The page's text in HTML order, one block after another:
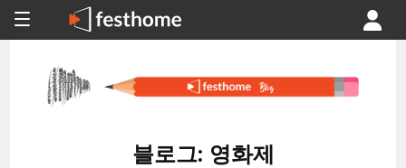
블로그: 영화제